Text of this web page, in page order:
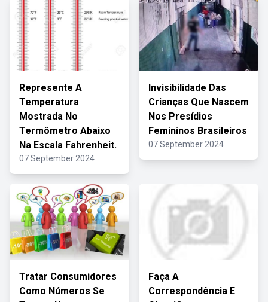
Represente A
Temperatura
Mostrada No
Termômetro Abaixo
Na Escala Fahrenheit.
07 September 2024
Invisibilidade Das
Crianças Que Nascem
Nos Presídios
Femininos Brasileiros
07 September 2024
Tratar Consumidores
Como Números Se
Faça A
Correspondência E